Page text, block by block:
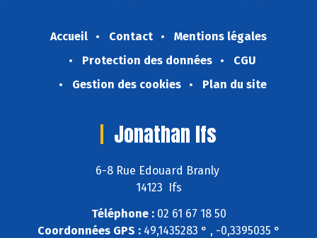
Accueil Contact
Mentions légales
Protection des données
CGU
Gestion des cookies
Plan du site
Jonathan Ifs
6-8 Rue Edouard Branly
14123 Ifs
Téléphone :02 61 67 18 50
Coordonnées GPS :49,1435283 ° , -0,3395035 °